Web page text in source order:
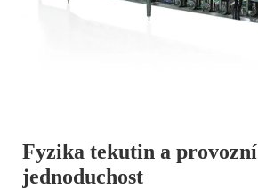
Fyzika tekutin a provozní
jednoduchost